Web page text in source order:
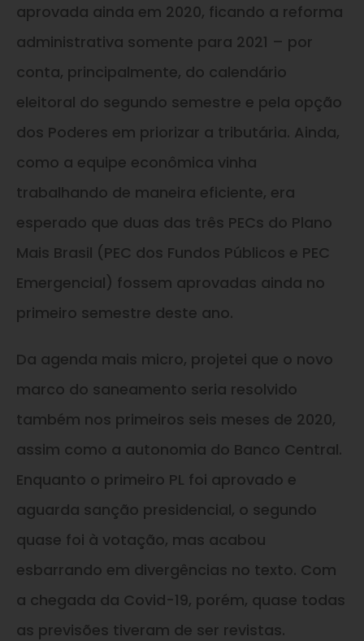
aprovada ainda em 2020, ficando a reforma
administrativa somente para 2021 – por
conta, principalmente, do calendário
eleitoral do segundo semestre e pela opção
dos Poderes em priorizar a tributária. Ainda,
como a equipe econômica vinha
trabalhando de maneira eficiente, era
esperado que duas das três PECs do Plano
Mais Brasil (PEC dos Fundos Públicos e PEC
Emergencial) fossem aprovadas ainda no
primeiro semestre deste ano.
Da agenda mais micro, projetei que o novo
marco do saneamento seria resolvido
também nos primeiros seis meses de 2020,
assim como a autonomia do Banco Central.
Enquanto o primeiro PL foi aprovado e
aguarda sanção presidencial, o segundo
quase foi à votação, mas acabou
esbarrando em divergências no texto. Com
a chegada da Covid-19, porém, quase todas
as previsões tiveram de ser revistas.